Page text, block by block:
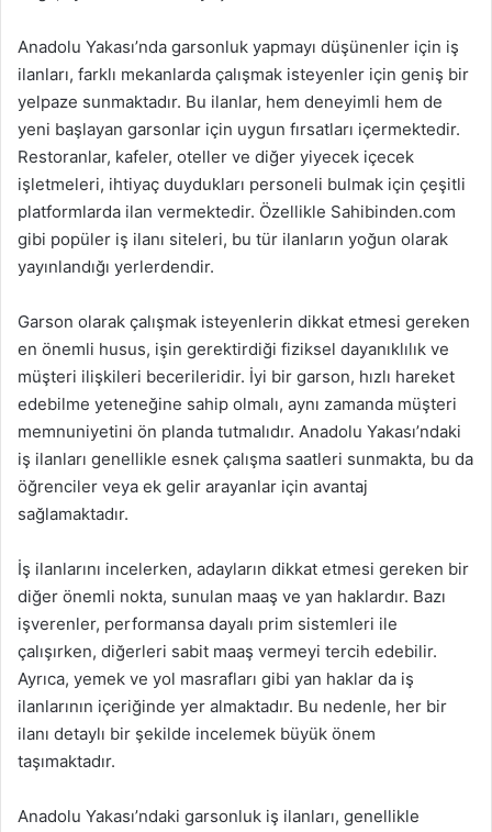
Anadolu Yakası’nda garsonluk yapmayı düşünenler için iş
ilanları, farklı mekanlarda çalışmak isteyenler için geniş bir
yelpaze sunmaktadır. Bu ilanlar, hem deneyimli hem de
yeni başlayan garsonlar için uygun fırsatları içermektedir.
Restoranlar, kafeler, oteller ve diğer yiyecek içecek
işletmeleri, ihtiyaç duydukları personeli bulmak için çeşitli
platformlarda ilan vermektedir. Özellikle Sahibinden.com
gibi popüler iş ilanı siteleri, bu tür ilanların yoğun olarak
yayınlandığı yerlerdendir.
Garson olarak çalışmak isteyenlerin dikkat etmesi gereken
en önemli husus, işin gerektirdiği fiziksel dayanıklılık ve
müşteri ilişkileri becerileridir. İyi bir garson, hızlı hareket
edebilme yeteneğine sahip olmalı, aynı zamanda müşteri
memnuniyetini ön planda tutmalıdır. Anadolu Yakası’ndaki
iş ilanları genellikle esnek çalışma saatleri sunmakta, bu da
öğrenciler veya ek gelir arayanlar için avantaj
sağlamaktadır.
İş ilanlarını incelerken, adayların dikkat etmesi gereken bir
diğer önemli nokta, sunulan maaş ve yan haklardır. Bazı
işverenler, performansa dayalı prim sistemleri ile
çalışırken, diğerleri sabit maaş vermeyi tercih edebilir.
Ayrıca, yemek ve yol masrafları gibi yan haklar da iş
ilanlarının içeriğinde yer almaktadır. Bu nedenle, her bir
ilanı detaylı bir şekilde incelemek büyük önem
taşımaktadır.
Anadolu Yakası’ndaki garsonluk iş ilanları, genellikle